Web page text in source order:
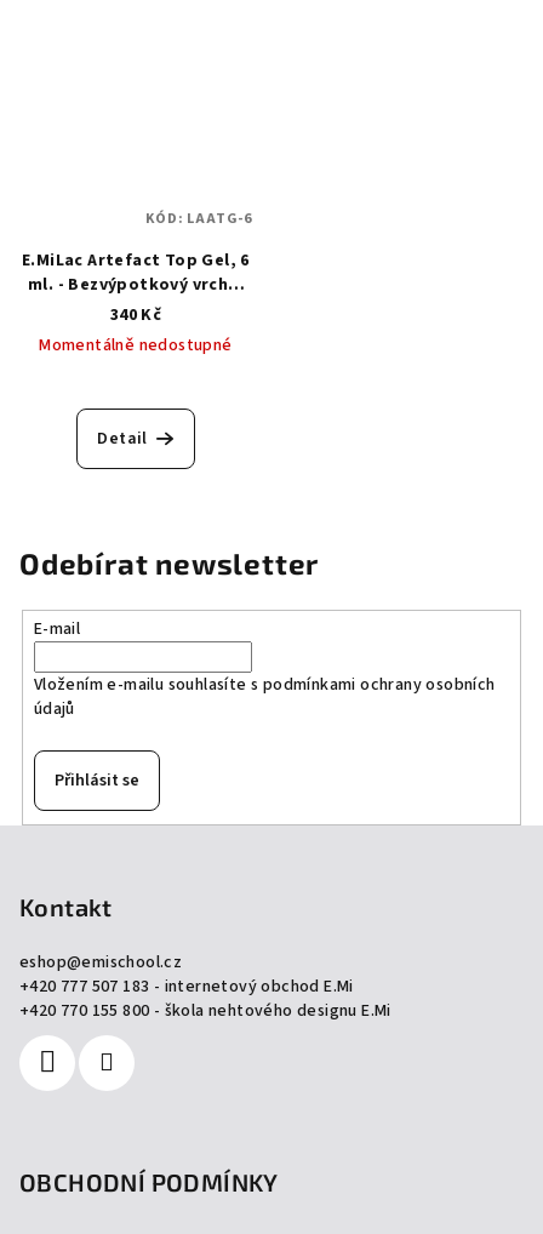
E.MiLac Artefact Top Gel, 6
ml. - Bezvýpotkový vrchní
top gel
340 Kč
Momentálně nedostupné
Detail
KÓD: LAATG-6
Odebírat newsletter
E-mail
Vložením e-mailu souhlasíte s podmínkami ochrany osobních
údajů
Přihlásit se
Kontakt
eshop@emischool.cz
+420 777 507 183 - internetový obchod E.Mi
+420 770 155 800 - škola nehtového designu E.Mi
OBCHODNÍ PODMÍNKY